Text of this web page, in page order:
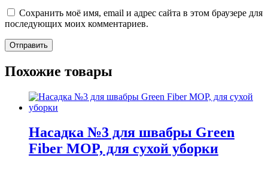
Сохранить моё имя, email и адрес сайта в этом браузере для
последующих моих комментариев.
Похожие товары
Насадка №3 для швабры Green
Fiber MOP, для сухой уборки